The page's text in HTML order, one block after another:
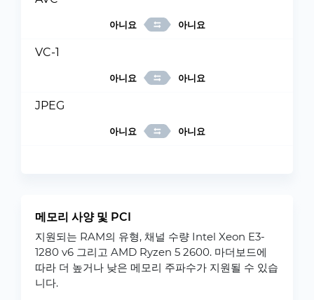
아니요 아니요
VC-1
아니요 아니요
JPEG
아니요 아니요
메모리 사양 및 PCI
지원되는 RAM의 유형, 채널 수량 Intel Xeon E3-
1280 v6 그리고 AMD Ryzen 5 2600. 마더보드에
따라 더 높거나 낮은 메모리 주파수가 지원될 수 있습
니다.